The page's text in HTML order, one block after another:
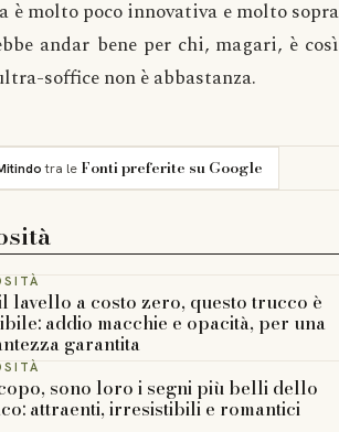
è molto poco innovativa e molto sopra
andar bene per chi, magari, è così
soffice non è abbastanza.
tra le Fonti preferite su Google
lavello a costo zero, questo trucco è
addio macchie e opacità, per una
garantita
sono loro i segni più belli dello
attraenti, irresistibili e romantici